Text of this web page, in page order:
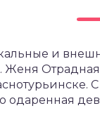
и
Отрадная
одаренная